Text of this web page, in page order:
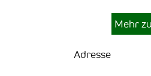
Mehr
Adresse